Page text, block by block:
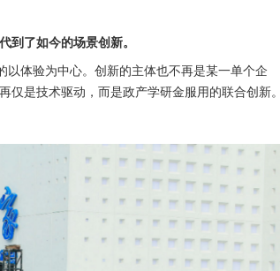
了如今的场景创新。
以体验为中心。创新的主体也不再是某一单个企
是技术驱动，而是政产学研金服用的联合创新。